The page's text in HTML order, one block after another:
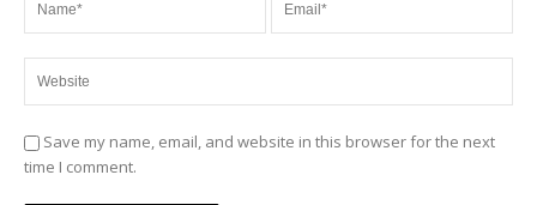
Save my name, email, and website in this browser for the next
time I comment.